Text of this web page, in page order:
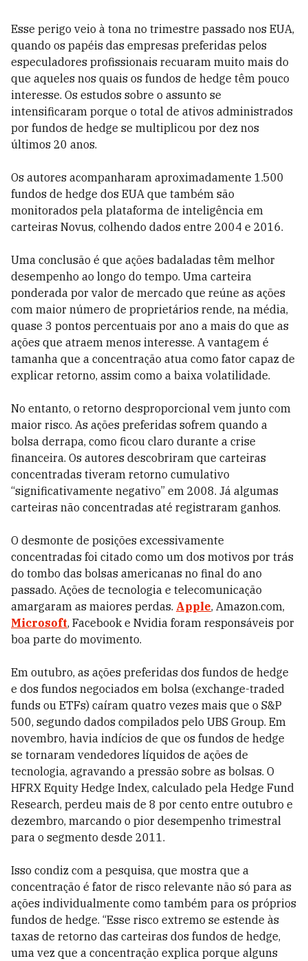
Esse perigo veio à tona no trimestre passado nos EUA,
quando os papéis das empresas preferidas pelos
especuladores profissionais recuaram muito mais do
que aqueles nos quais os fundos de hedge têm pouco
interesse. Os estudos sobre o assunto se
intensificaram porque o total de ativos administrados
por fundos de hedge se multiplicou por dez nos
últimos 20 anos.
Os autores acompanharam aproximadamente 1.500
fundos de hedge dos EUA que também são
monitorados pela plataforma de inteligência em
carteiras Novus, colhendo dados entre 2004 e 2016.
Uma conclusão é que ações badaladas têm melhor
desempenho ao longo do tempo. Uma carteira
ponderada por valor de mercado que reúne as ações
com maior número de proprietários rende, na média,
quase 3 pontos percentuais por ano a mais do que as
ações que atraem menos interesse. A vantagem é
tamanha que a concentração atua como fator capaz de
explicar retorno, assim como a baixa volatilidade.
No entanto, o retorno desproporcional vem junto com
maior risco. As ações preferidas sofrem quando a
bolsa derrapa, como ficou claro durante a crise
financeira. Os autores descobriram que carteiras
concentradas tiveram retorno cumulativo
“significativamente negativo” em 2008. Já algumas
carteiras não concentradas até registraram ganhos.
O desmonte de posições excessivamente
concentradas foi citado como um dos motivos por trás
do tombo das bolsas americanas no final do ano
passado. Ações de tecnologia e telecomunicação
amargaram as maiores perdas. Apple, Amazon.com,
Microsoft, Facebook e Nvidia foram responsáveis por
boa parte do movimento.
Em outubro, as ações preferidas dos fundos de hedge
e dos fundos negociados em bolsa (exchange-traded
funds ou ETFs) caíram quatro vezes mais que o S&P
500, segundo dados compilados pelo UBS Group. Em
novembro, havia indícios de que os fundos de hedge
se tornaram vendedores líquidos de ações de
tecnologia, agravando a pressão sobre as bolsas. O
HFRX Equity Hedge Index, calculado pela Hedge Fund
Research, perdeu mais de 8 por cento entre outubro e
dezembro, marcando o pior desempenho trimestral
para o segmento desde 2011.
Isso condiz com a pesquisa, que mostra que a
concentração é fator de risco relevante não só para as
ações individualmente como também para os próprios
fundos de hedge. “Esse risco extremo se estende às
taxas de retorno das carteiras dos fundos de hedge,
uma vez que a concentração explica porque alguns